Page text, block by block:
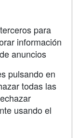
para
información
anuncios
pulsando en
todas las
usando el